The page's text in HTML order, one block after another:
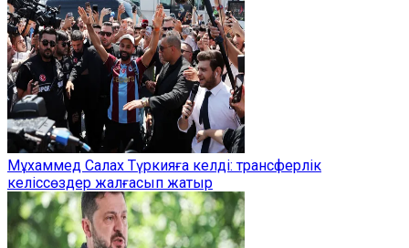
Мұхаммед Салах Түркияға келді: трансферлік
келіссөздер жалғасып жатыр